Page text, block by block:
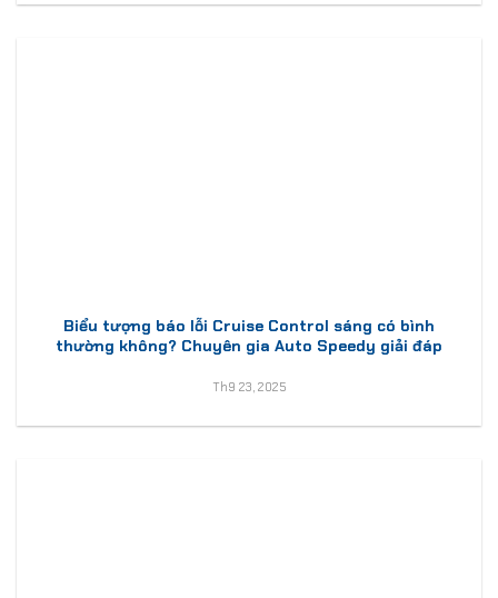
Biểu tượng báo lỗi Cruise Control sáng có bình
thường không? Chuyên gia Auto Speedy giải đáp
Th9 23, 2025